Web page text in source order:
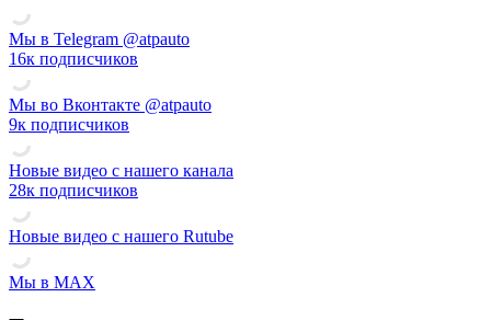
Смотреть видео ATP Auto на Rutube
Мы в Telegram @atpauto
16к подписчиков
Мы во Вконтакте @atpauto
9к подписчиков
Новые видео с нашего канала
28к подписчиков
Новые видео с нашего Rutube
Мы в MAX